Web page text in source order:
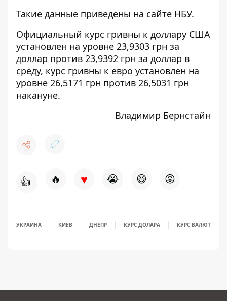
Такие данные приведены на сайте НБУ.
Официальный курс гривны к доллару США
установлен на уровне 23,9303 грн за
доллар против 23,9392 грн за доллар в
среду, курс гривны к евро установлен на
уровне 26,5171 грн против 26,5031 грн
накануне.
Владимир Бернстайн
👍 🔥 ♥ 😭 😆 😡
УКРАИНА КИЕВ ДНЕПР КУРС ДОЛАРА КУРС ВАЛЮТ